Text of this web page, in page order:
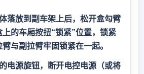
落放到副车架上后，松开盒勾臂
的车厢按扭“锁紧”位置，锁紧
与副拉臂牢固锁紧在一起。
电源旋钮，断开电控电源（或将